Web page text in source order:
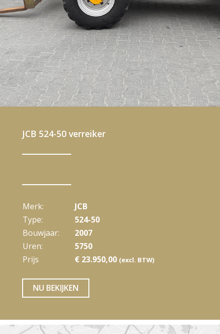
JCB 524-50 verreiker
Merk:
JCB
Type:
524-50
Bouwjaar:
2007
Uren:
5750
Prijs
€ 23.950,00 (excl. BTW)
NU BEKIJKEN